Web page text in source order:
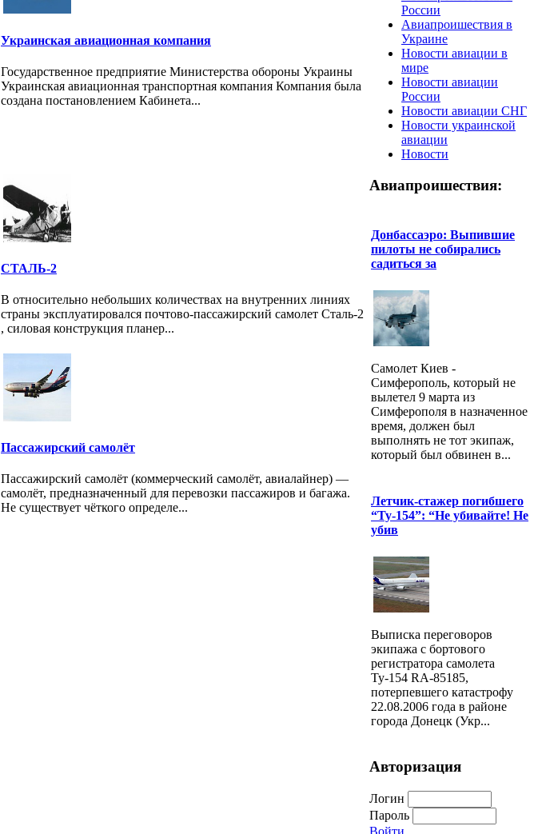
Украинская авиационная компания
Государственное предприятие Министерства обороны Украины
Украинская авиационная транспортная компания Компания была
создана постановлением Кабинета...
СТАЛЬ-2
В относительно небольших количествах на внутренних линиях
страны эксплуатировался почтово-пассажирский самолет Cтaль-2
, силовая конструкция планер...
Пассажирский самолёт
Пассажирский самолёт (коммерческий самолёт, авиалайнер) —
самолёт, предназначенный для перевозки пассажиров и багажа.
Не существует чёткого определе...
России
Авиапроишествия в
Украине
Новости авиации в
мире
Новости авиации
России
Новости авиации СНГ
Новости украинской
авиации
Новости
Авиапроишествия:
Донбассаэро: Выпившие
пилоты не собирались
садиться за
Самолет Киев -
Симферополь, который не
вылетел 9 марта из
Симферополя в назначенное
время, должен был
выполнять не тот экипаж,
который был обвинен в...
Летчик-стажер погибшего
“Ту-154”: “Не убивайте! Не
убив
Выписка переговоров
экипажа с бортового
регистратора самолета
Ту-154 RA-85185,
потерпевшего катастрофу
22.08.2006 года в районе
города Донецк (Укр...
Авторизация
Логин
Пароль
Войти